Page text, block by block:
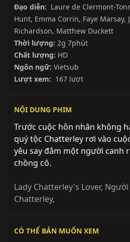
Đạo diễn: Laure de Clermont-
Hunt, Emma Corrin, Faye Marsay,
Richardson, Matthew Duckett
Thời lượng: 2g 7phút
Chất lượng: HD
Ngôn ngữ: Vietsub
Lượt xem: 167 lượt
NỘI DUNG PHIM
Trước cuộc hôn nhân không
quý tộc Chatterley rơi vào
yêu say đắm một người canh
chồng cô.
Lady Chatterley's Lover,
Chatterley,
CÓ THỂ BẢN MUỐN XEM
Mảnh Ghép